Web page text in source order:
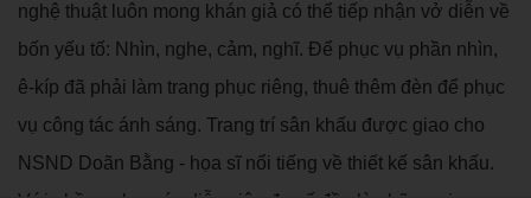
nghệ thuật luôn mong khán giả có thể tiếp nhận vở diễn về
bốn yếu tố: Nhìn, nghe, cảm, nghĩ. Để phục vụ phần nhìn,
ê-kíp đã phải làm trang phục riêng, thuê thêm đèn để phục
vụ công tác ánh sáng. Trang trí sân khấu được giao cho
NSND Doãn Bằng - họa sĩ nổi tiếng về thiết kế sân khấu.